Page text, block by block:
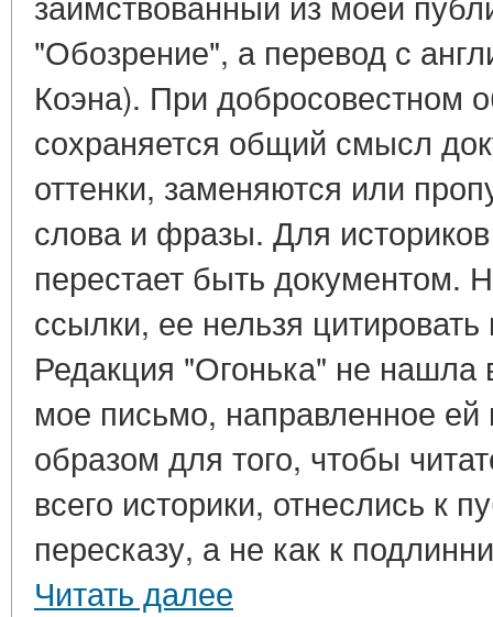
"Обозрение", а перевод с
Коэна). При добросовестном
сохраняется общий смысл
оттенки, заменяются или
слова и фразы. Для
перестает быть документом.
ссылки, ее нельзя цитировать
Редакция "Огонька" не
мое письмо, направленное
образом для того, чтобы
всего историки, отнеслись к
пересказу, а не как к
Читать далее